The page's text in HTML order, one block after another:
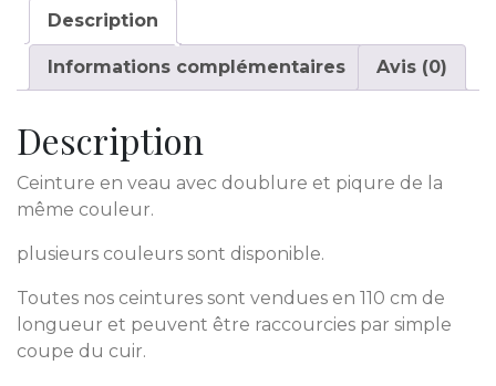
Description
Informations complémentaires Avis (0)
Description
Ceinture en veau avec doublure et piqure de la
même couleur.
plusieurs couleurs sont disponible.
Toutes nos ceintures sont vendues en 110 cm de
longueur et peuvent être raccourcies par simple
coupe du cuir.